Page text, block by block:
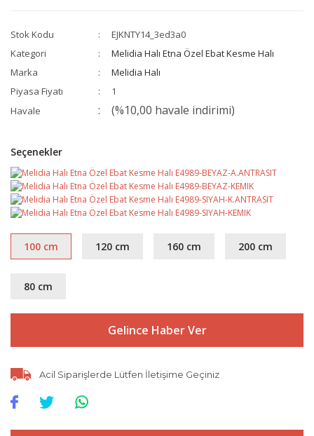
Stok Kodu
EJKNTY14_3ed3a0
Kategori
Melidia Halı Etna Özel Ebat Kesme Halı
Marka
Melidia Halı
Piyasa Fiyatı
1
Havale
(%10,00 havale indirimi)
Seçenekler
100 cm 120 cm 160 cm 200 cm
80 cm
Gelince Haber Ver
Acil Siparişlerde Lütfen İletişime Geçiniz